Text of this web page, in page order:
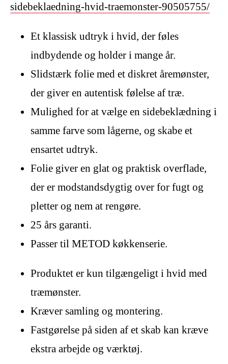
sidebeklaedning-hvid-traemonster-90505755/
Et klassisk udtryk i hvid, der føles
indbydende og holder i mange år.
Slidstærk folie med et diskret åremønster,
der giver en autentisk følelse af træ.
Mulighed for at vælge en sidebeklædning i
samme farve som lågerne, og skabe et
ensartet udtryk.
Folie giver en glat og praktisk overflade,
der er modstandsdygtig over for fugt og
pletter og nem at rengøre.
25 års garanti.
Passer til METOD køkkenserie.
Produktet er kun tilgængeligt i hvid med
træmønster.
Kræver samling og montering.
Fastgørelse på siden af et skab kan kræve
ekstra arbejde og værktøj.